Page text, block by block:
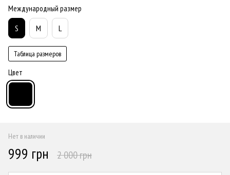
Международный размер
S M L
Таблица размеров
Цвет
Нет в наличии
999 грн 2 000 грн